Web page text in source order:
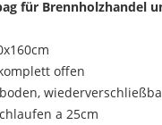
für Brennholzhandel
offen
a 25cm